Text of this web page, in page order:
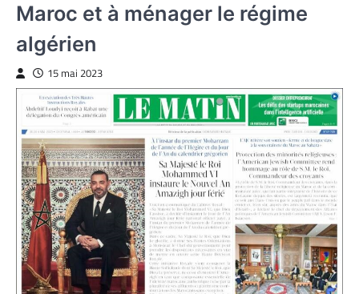
Maroc et à ménager le régime
algérien
15 mai 2023